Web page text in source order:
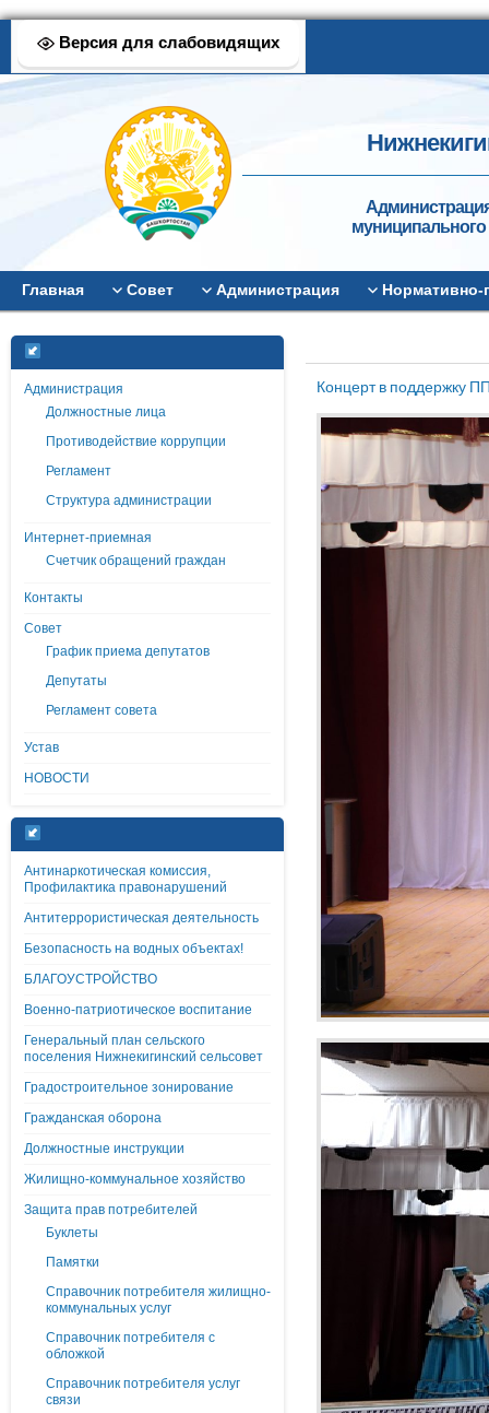
Версия для слабовидящих
муниципального
Главная Совет Администрация
Администрация
Должностные лица
Противодействие коррупции
Регламент
Структура администрации
Интернет-приемная
Счетчик обращений граждан
Контакты
Совет
График приема депутатов
Депутаты
Регламент совета
Устав
НОВОСТИ
Антинаркотическая комиссия,
Профилактика правонарушений
Антитеррористическая деятельность
Безопасность на водных объектах!
БЛАГОУСТРОЙСТВО
Военно-патриотическое воспитание
Генеральный план сельского
поселения Нижнекигинский сельсовет
Градостроительное зонирование
Гражданская оборона
Должностные инструкции
Жилищно-коммунальное хозяйство
Защита прав потребителей
Буклеты
Памятки
Справочник потребителя жилищно-
коммунальных услуг
Справочник потребителя с
обложкой
Справочник потребителя услуг
связи
Концерт в